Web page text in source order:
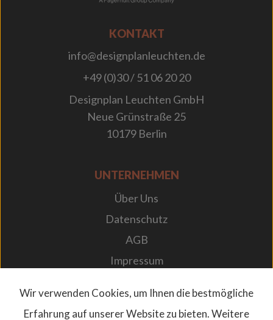
KONTAKT
info@designplanleuchten.de
+49 (0)30 / 51 06 20 20
Designplan Leuchten GmbH
Neue Grünstraße 25
10179 Berlin
UNTERNEHMEN
Über Uns
Datenschutz
AGB
Impressum
Newsletter
Wir verwenden Cookies, um Ihnen die bestmögliche
Erfahrung auf unserer Website zu bieten. Weitere